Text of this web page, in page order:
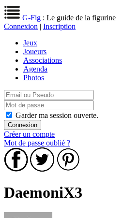
G-Fig : Le guide de la figurine
Connexion | Inscription
Jeux
Joueurs
Associations
Agenda
Photos
Garder ma session ouverte.
Créer un compte
Mot de passe oublié ?
DaemoniX3